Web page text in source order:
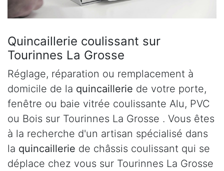
Quincaillerie coulissant sur
Tourinnes La Grosse
Réglage, réparation ou remplacement à
domicile de la quincaillerie de votre porte,
fenêtre ou baie vitrée coulissante Alu, PVC
ou Bois sur Tourinnes La Grosse . Vous êtes
à la recherche d'un artisan spécialisé dans
la quincaillerie de châssis coulissant qui se
déplace chez vous sur Tourinnes La Grosse